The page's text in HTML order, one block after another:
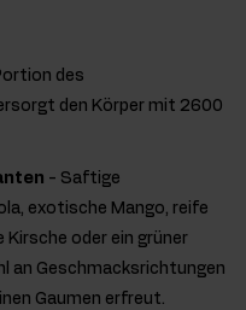
des
den Körper mit 2600
- Saftige
exotische Mango, reife
Kirsche oder ein grüner
an Geschmacksrichtungen
Gaumen erfreut.